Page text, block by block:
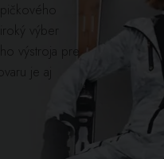
výber
výstroja pre
je aj